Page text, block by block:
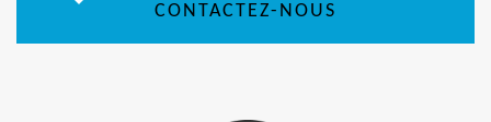
CONTACTEZ-NOUS